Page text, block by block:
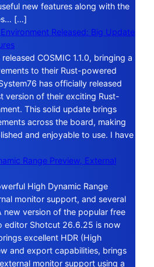
new features along with the
[…]
Released: Big Update
COSMIC 1.1.0, bringing a
to their Rust-powered
has officially released
version of their exciting Rust-
This solid update brings
across the board, making
and enjoyable to use. I have
Range Preview, External
High Dynamic Range
monitor support, and several
new version of the popular free
editor Shotcut 26.6.25 is now
excellent HDR (High
and export capabilities, brings
monitor support using a